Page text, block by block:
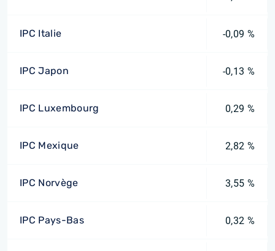
IPC Italie -0,09 %
IPC Japon -0,13 %
IPC Luxembourg 0,29 %
IPC Mexique 2,82 %
IPC Norvège 3,55 %
IPC Pays-Bas 0,32 %